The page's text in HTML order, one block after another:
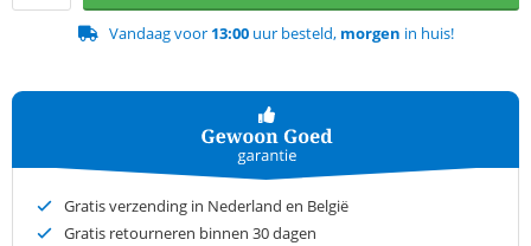
Vandaag voor 13:00uur besteld, morgen in huis!
Gratis verzending in Nederland en België
Gratis retourneren binnen 30 dagen